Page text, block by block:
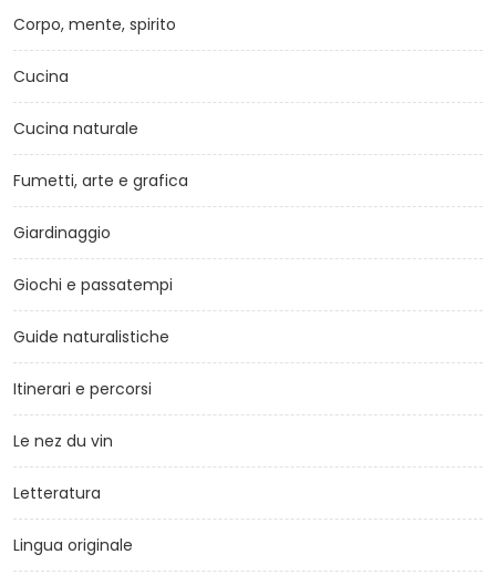
Corpo, mente, spirito
Cucina
Cucina naturale
Fumetti, arte e grafica
Giardinaggio
Giochi e passatempi
Guide naturalistiche
Itinerari e percorsi
Le nez du vin
Letteratura
Lingua originale